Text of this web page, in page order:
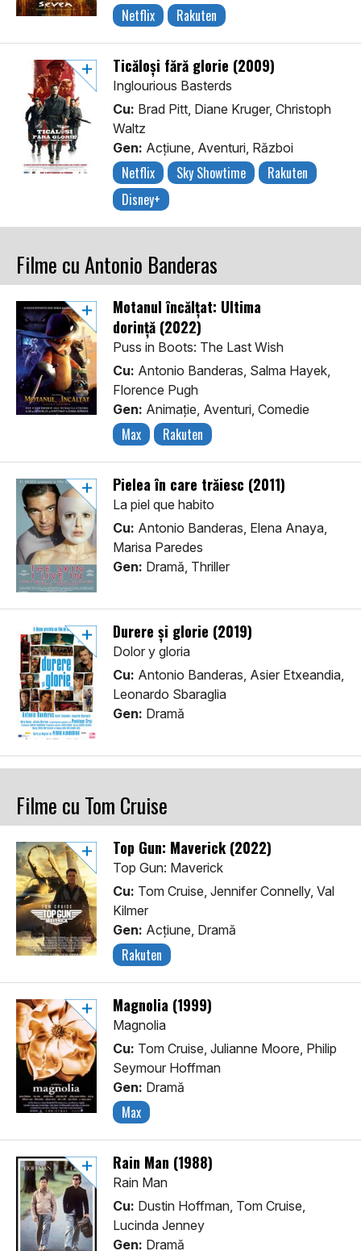
Netflix Rakuten
Ticăloși fără glorie (2009)
Inglourious Basterds
Cu: Brad Pitt, Diane Kruger, Christoph
Waltz
Gen: Acţiune, Aventuri, Război
Netflix Sky Showtime
Rakuten
Disney+
Filme cu Antonio Banderas
Motanul încălțat: Ultima
dorință (2022)
Puss in Boots: The Last Wish
Cu: Antonio Banderas, Salma Hayek,
Florence Pugh
Gen: Animaţie, Aventuri, Comedie
Max Rakuten
Pielea în care trăiesc (2011)
La piel que habito
Cu: Antonio Banderas, Elena Anaya,
Marisa Paredes
Gen: Dramă, Thriller
Durere și glorie (2019)
Dolor y gloria
Cu: Antonio Banderas, Asier Etxeandia,
Leonardo Sbaraglia
Gen: Dramă
Filme cu Tom Cruise
Top Gun: Maverick (2022)
Top Gun: Maverick
Cu: Tom Cruise, Jennifer Connelly, Val
Kilmer
Gen: Acţiune, Dramă
Rakuten
Magnolia (1999)
Magnolia
Cu: Tom Cruise, Julianne Moore, Philip
Seymour Hoffman
Gen: Dramă
Max
Rain Man (1988)
Rain Man
Cu: Dustin Hoffman, Tom Cruise,
Lucinda Jenney
Gen: Dramă